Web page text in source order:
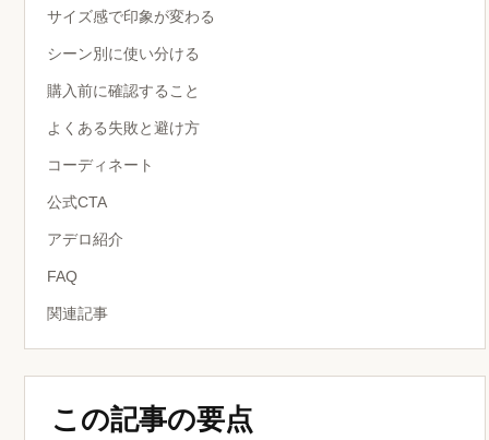
サイズ感で印象が変わる
シーン別に使い分ける
購入前に確認すること
よくある失敗と避け方
コーディネート
公式CTA
アデロ紹介
FAQ
関連記事
この記事の要点